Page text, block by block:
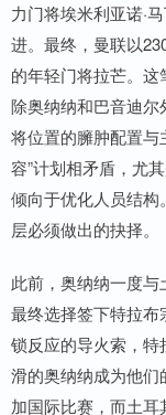
力门将埃米利亚诺·
进。最终，曼联以
的年轻门将拉芒。这
除奥纳纳和巴音迪尔
将位置的臃肿配置与
容”计划相矛盾，尤
倾向于优化人员结
层必须做出的抉择。
此前，奥纳纳一度
最终选择签下特拉布
锁反应的导火索，
滑的奥纳纳成为他
加国际比赛，而土